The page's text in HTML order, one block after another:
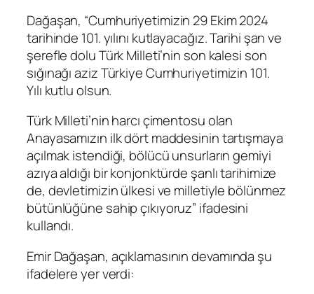
Dağaşan, “Cumhuriyetimizin 29 Ekim 2024
tarihinde 101. yılını kutlayacağız. Tarihi şan ve
şerefle dolu Türk Milleti’nin son kalesi son
sığınağı aziz Türkiye Cumhuriyetimizin 101.
Yılı kutlu olsun.
Türk Milleti’nin harcı çimentosu olan
Anayasamızın ilk dört maddesinin tartışmaya
açılmak istendiği, bölücü unsurların gemiyi
azıya aldığı bir konjonktürde şanlı tarihimize
de, devletimizin ülkesi ve milletiyle bölünmez
bütünlüğüne sahip çıkıyoruz” ifadesini
kullandı.
Emir Dağaşan, açıklamasının devamında şu
ifadelere yer verdi: